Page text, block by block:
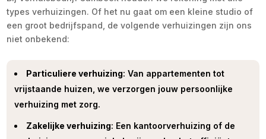
types verhuizingen. Of het nu gaat om een kleine studio of
een groot bedrijfspand, de volgende verhuizingen zijn ons
niet onbekend:
Particuliere verhuizing: Van appartementen tot
vrijstaande huizen, we verzorgen jouw persoonlijke
verhuizing met zorg.
Zakelijke verhuizing: Een kantoorverhuizing of de